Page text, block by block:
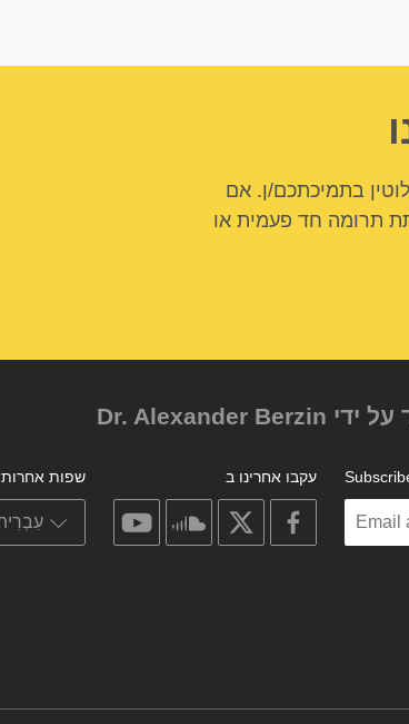
בתמיכתכם/ן. אם
תרומה חד פעמית או
שפות אחרות
עקבו אחרינו ב
facebook
soundcloud
youtube
Enter